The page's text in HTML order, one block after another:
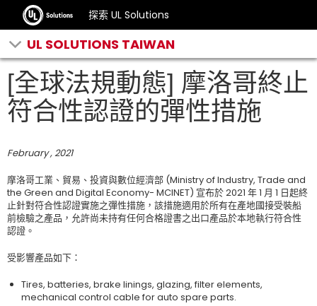
探索 UL Solutions
UL SOLUTIONS TAIWAN
[全球法規動態] 摩洛哥終止
符合性認證的彈性措施
February , 2021
摩洛哥工業、貿易、投資與數位經濟部 (Ministry of Industry, Trade and
the Green and Digital Economy- MCINET) 宣布於 2021 年 1 月 1 日起終
止針對符合性認證實施之彈性措施，該措施適用於所有在產地國接受裝船
前檢驗之產品，允許尚未持有任何合格證書之出口產品於本地執行符合性
認證。
受影響產品如下：
Tires, batteries, brake linings, glazing, filter elements,
mechanical control cable for auto spare parts.